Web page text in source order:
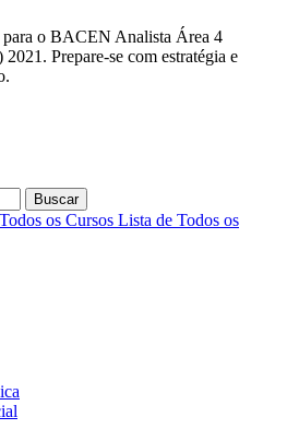
o BACEN Analista Área 4
Prepare-se com estratégia e
Buscar
os Cursos Lista de Todos os